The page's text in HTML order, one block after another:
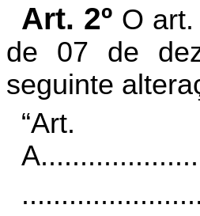
Art. 2º O
de 07 de
seguinte
A.